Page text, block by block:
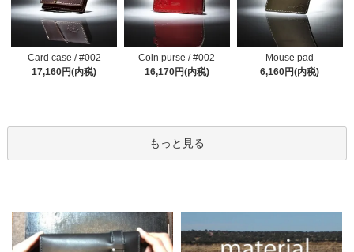
Card case / #002
17,160円(内税)
Coin purse / #002
16,170円(内税)
Mouse pad
6,160円(内税)
もっと見る